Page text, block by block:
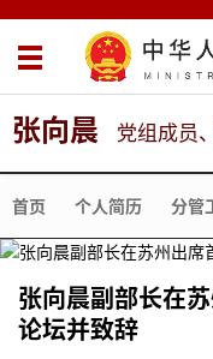
张向晨 党组成员
首页 个人简历 分管
张向晨副部长在
论坛并致辞